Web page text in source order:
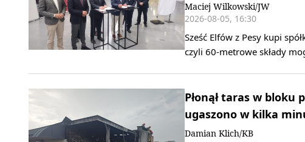
Maciej Wilkowski/JW
2026-08-05, 16:30
Sześć Elfów z Pesy kupi
czyli 60-metrowe składy
Płonął taras w bloku
ugaszono w kilka
Damian Klich/KB